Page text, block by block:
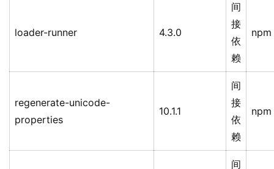
loader-runner 4.3.0
间
接
依
赖
npm
regenerate-unicode-
properties
10.1.1
间
接
依
赖
npm
间